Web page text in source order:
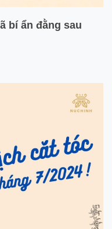
bí ẩn đằng sau